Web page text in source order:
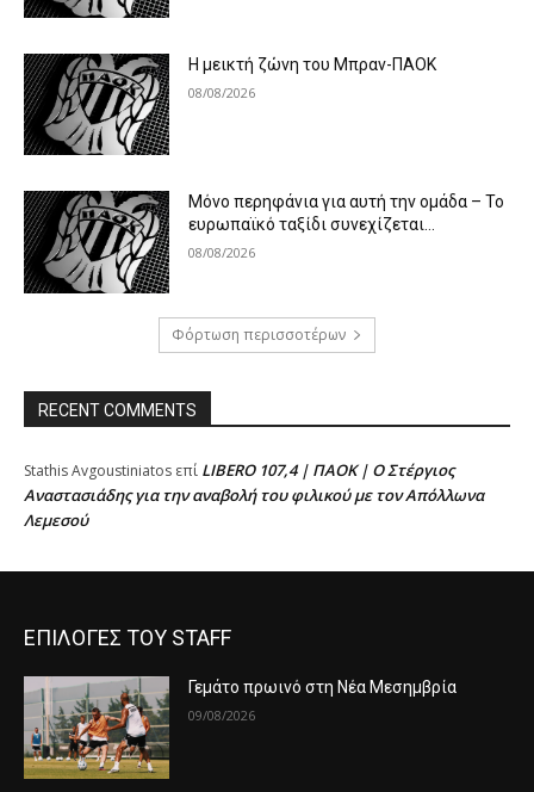
Η μεικτή ζώνη του Μπραν-ΠΑΟΚ
08/08/2026
Μόνο περηφάνια για αυτή την ομάδα – Το
ευρωπαϊκό ταξίδι συνεχίζεται…
08/08/2026
Φόρτωση περισσοτέρων
RECENT COMMENTS
Stathis Avgoustiniatos επί LIBERO 107,4 | ΠΑΟΚ | Ο Στέργιος
Αναστασιάδης για την αναβολή του φιλικού με τον Απόλλωνα
Λεμεσού
ΕΠΙΛΟΓΕΣ ΤΟΥ STAFF
Γεμάτο πρωινό στη Νέα Μεσημβρία
09/08/2026